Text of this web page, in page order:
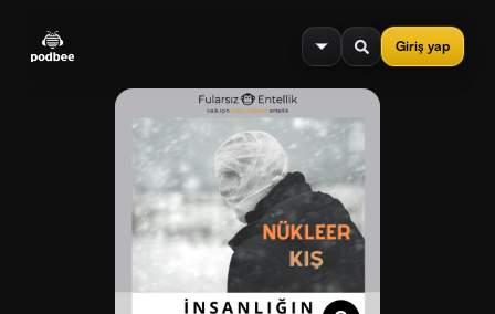
Giriş yap
menu